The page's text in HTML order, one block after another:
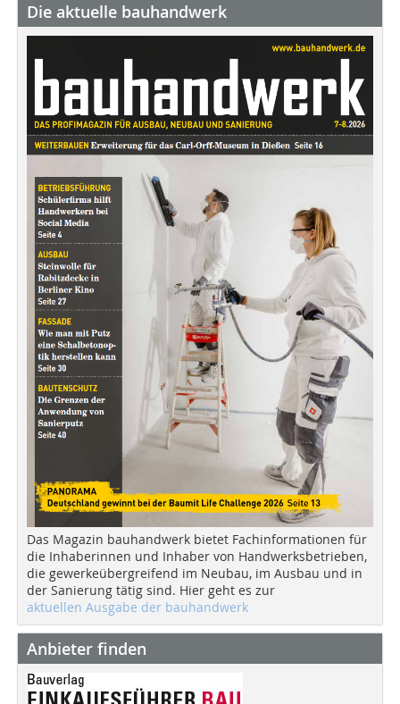
Die aktuelle bauhandwerk
Das Magazin bauhandwerk bietet Fachinformationen für
die Inhaberinnen und Inhaber von Handwerksbetrieben,
die gewerkeübergreifend im Neubau, im Ausbau und in
der Sanierung tätig sind. Hier geht es zur
aktuellen Ausgabe der bauhandwerk
Anbieter finden